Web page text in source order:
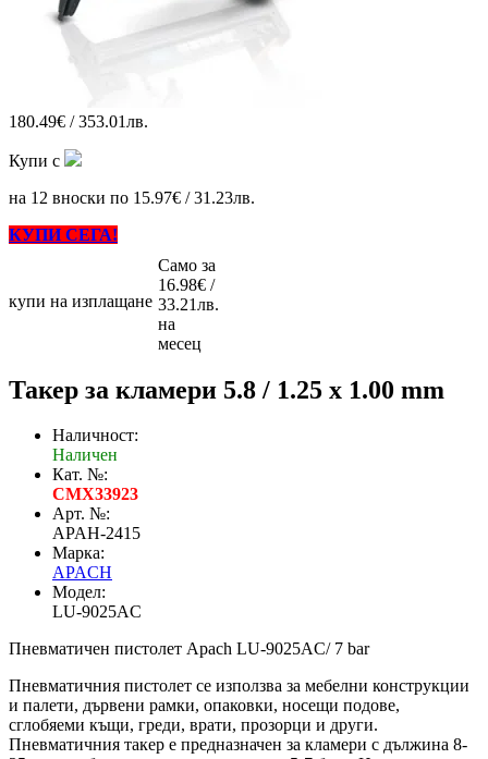
180.49€ / 353.01лв.
Купи с
на 12 вноски по 15.97€ / 31.23лв.
КУПИ СЕГА!
купи на изплащане
Само за
16.98€ /
33.21лв.
на
месец
Такер за кламери 5.8 / 1.25 x 1.00 mm
Наличност:
Наличен
Кат. №:
CMX33923
Арт. №:
APAH-2415
Марка:
APACH
Модел:
LU-9025AC
Пневматичен пистолет Apach LU-9025AC/ 7 bar
Пневматичния пистолет се използва за мебелни конструкции
и палети, дървени рамки, опаковки, носещи подове,
сглобяеми къщи, греди, врати, прозорци и други.
Пневматичния такер е предназначен за кламери с дължина 8-